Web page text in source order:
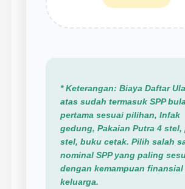
* Keterangan: Biaya Daftar
atas sudah termasuk SPP
pertama sesuai pilihan, Infak
gedung, Pakaian Putra 4 stel,
stel, buku cetak. Pilih salah
nominal SPP yang paling
dengan kemampuan finansial
keluarga.